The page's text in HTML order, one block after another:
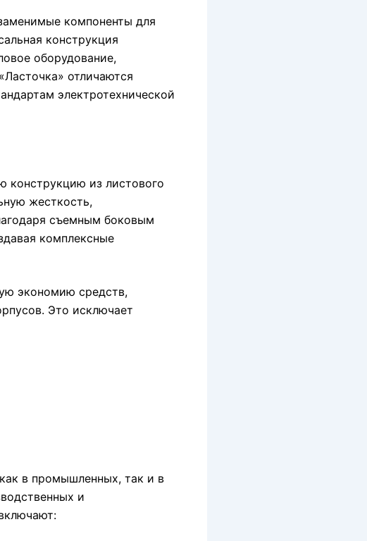
компоненты для
конструкция
оборудование,
отличаются
электротехнической
конструкцию из листового
жесткость,
съемным боковым
комплексные
экономию средств,
Это исключает
в промышленных, так и в
и